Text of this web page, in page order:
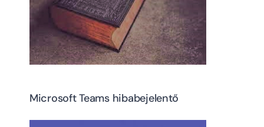
Microsoft Teams hibabejelentő